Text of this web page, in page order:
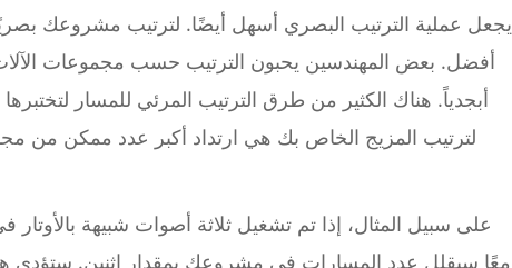
يجعل عملية الترتيب البصري أسهل أيضًا. لترتيب مشروعك
أفضل. بعض المهندسين يحبون الترتيب حسب مجموعات
أبجدياً. هناك الكثير من طرق الترتيب المرئي للمسار
لترتيب المزيج الخاص بك هي ارتداد أكبر عدد ممكن من
على سبيل المثال، إذا تم تشغيل ثلاثة أصوات شبيهة
معًا سيقلل عدد المسارات في مشروعك بمقدار اثنين. ستؤدي